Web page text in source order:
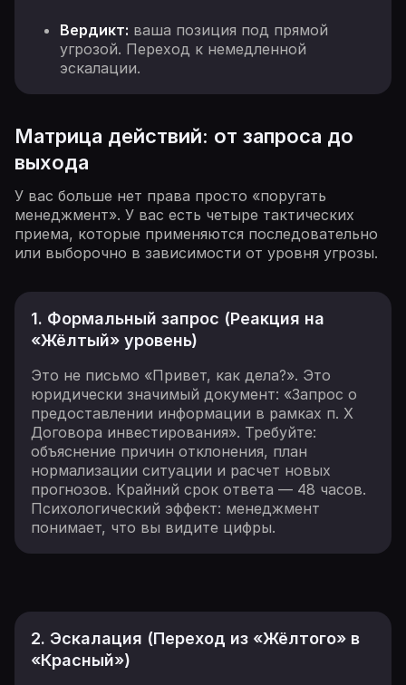
Вердикт: ваша позиция под прямой
угрозой. Переход к немедленной
эскалации.
Матрица действий: от запроса до
выхода
У вас больше нет права просто «поругать
менеджмент». У вас есть четыре тактических
приема, которые применяются последовательно
или выборочно в зависимости от уровня угрозы.
1. Формальный запрос (Реакция на
«Жёлтый» уровень)
Это не письмо «Привет, как дела?». Это
юридически значимый документ: «Запрос о
предоставлении информации в рамках п. Х
Договора инвестирования». Требуйте:
объяснение причин отклонения, план
нормализации ситуации и расчет новых
прогнозов. Крайний срок ответа — 48 часов.
Психологический эффект: менеджмент
понимает, что вы видите цифры.
2. Эскалация (Переход из «Жёлтого» в
«Красный»)